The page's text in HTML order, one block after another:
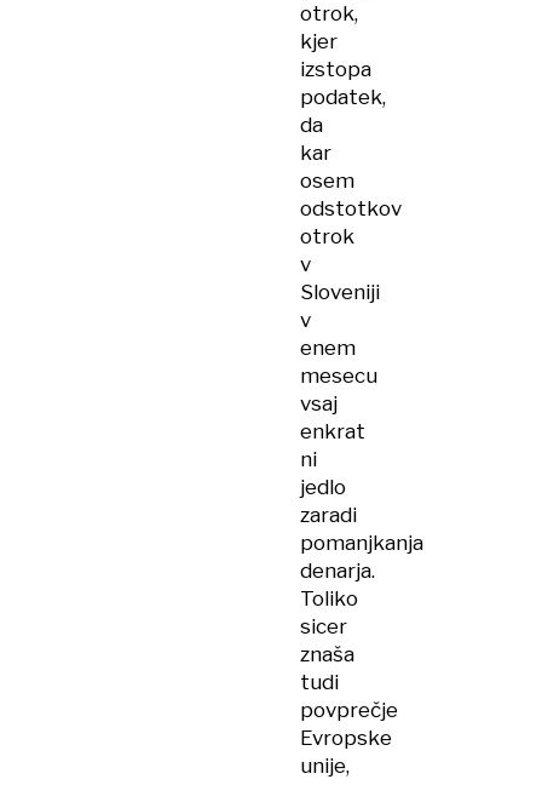
otrok,
kjer
izstopa
podatek,
da
kar
osem
odstotkov
otrok
v
Sloveniji
v
enem
mesecu
vsaj
enkrat
ni
jedlo
zaradi
pomanjkanja
denarja.
Toliko
sicer
znaša
tudi
povprečje
Evropske
unije,